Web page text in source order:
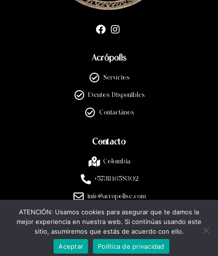
Acrópolis
Servicios
Eventos Disponibles
Contactános
Contacto
Colombia
+573114658302
info@acropolise.com
Legal
Políticas de privacidad
ATENCIÓN: Usamos cookies para asegurar que te damos la
mejor experiencia en nuestra web. Si continúas usando este
sitio, asumiremos que estás de acuerdo con ello.
Aceptar
Política de privacidad